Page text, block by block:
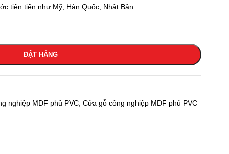
tiên tiến như Mỹ, Hàn Quốc, Nhật Bản…
ĐẶT HÀNG
nghiệp MDF phủ PVC Cửa gỗ công nghiệp MDF phủ PVC